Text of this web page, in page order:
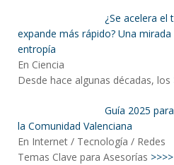
¿Se acelera el
expande más rápido? Una
entropía
En Ciencia
Desde hace algunas décadas, los
Guía 2025
la Comunidad Valenciana
En Internet / Tecnología / Redes
Temas Clave para Asesorías >>>>